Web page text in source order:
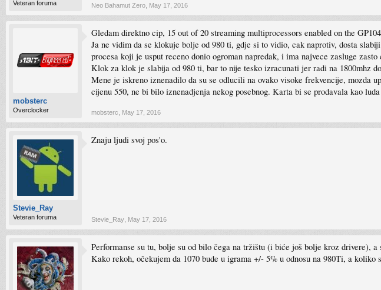
Veteran foruma Neo Bahamut Zero May 17, 2016
mobsterc
Overclocker
Gledam direktno cip, 15 out of 20 streaming multiprocessors enabled on the
Ja ne vidim da se klokuje bolje od 980 ti, gdje si to vidio, cak naprotiv, dosta
procesa koji je usput receno donio ogroman napredak, i ima najvece zasluge
Klok za klok je slabija od 980 ti, bar to nije tesko izracunati jer radi na 1800mhz
Mene je iskreno iznenadilo da su se odlucili na ovako visoke frekvencije, mozda
cijenu 550, ne bi bilo iznenadjenja nekog posebnog. Karta bi se prodavala kao
mobsterc May 17, 2016
Stevie_Ray
Veteran foruma
Znaju ljudi svoj pos'o.
Stevie_Ray May 17, 2016
Performanse su tu, bolje su od bilo čega na tržištu (i biće još bolje kroz drivere),
Kako rekoh, očekujem da 1070 bude u igrama +/- 5% u odnosu na 980Ti, a